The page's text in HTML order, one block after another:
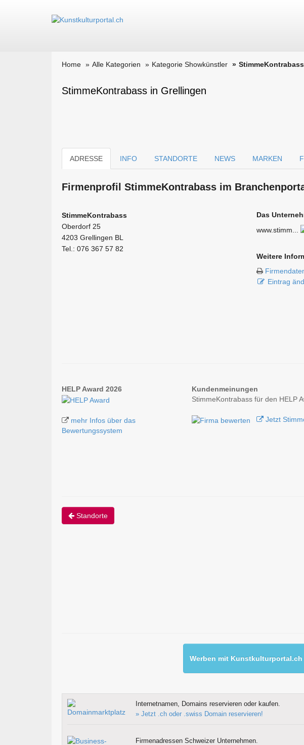
Home Alle Kategorien Kategorie Showkünstler StimmeKontrabass
StimmeKontrabass in Grellingen
ADRESSE INFO STANDORTE NEWS MARKEN
Firmen­profil StimmeKontrabass im
StimmeKontrabass
Oberdorf 25
4203 Grellingen BL
Tel.: 076 367 57 82
Das
www.stimm...
Weitere
Eintrag
HELP Award 2026
mehr Infos über das
Bewertungssystem
Kundenmeinungen
StimmeKontrabass für den HELP
Jetzt
Standorte
Werben mit Kunstkulturportal.ch
Internetnamen, Domains reservieren oder kaufen.
» Jetzt .ch oder .swiss Domain reservieren!
Firmenadressen Schweizer Unternehmen.